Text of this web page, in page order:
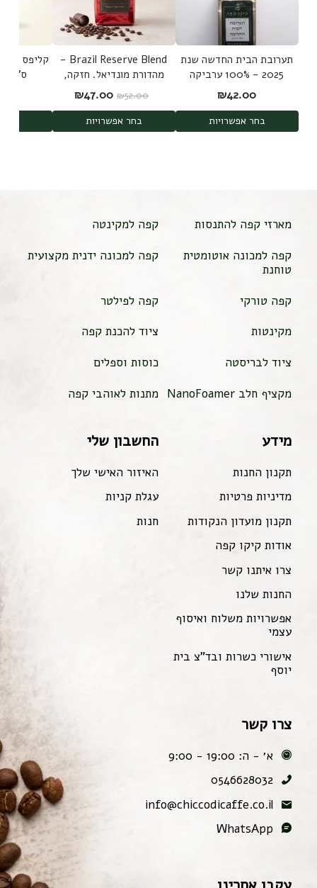
תערובת הבית החדשה שנת
2025 - 100% ערביקה
משלושה מקורות
₪42.00
בחר אפשרויות
Brazil Reserve Blend -
מהדורת מונדיאל. חזקה,
שוקולדית ללא חמיצות -
100% ערביקה
₪52.00 המחיר המקורי היה: ₪52.00.
₪47.00 המחיר הנוכחי הוא:
בחר אפשרויות
ס"מ Bulldog clip
מארזי קפה להתנסות
קפה למקינטה
קפה למכונה אוטומטית
טוחנת
קפה למכונה ידנית מקצועית
קפה טורקי
קפה לפילטר
מקינטות
ציוד להכנת קפה
ציוד לבריסטה
כוסות וספלים
מקציף חלב NanoFoamer
מתנות לאוהבי קפה
מידע
תקנון החנות
מדיניות פרטיות
תקנון מועדון הנקודות
אודות קיקו קפה
צרו איתנו קשר
החנות שלנו
אפשרויות משלוח ואיסוף
עצמי
אישורי כשרות ובד"צ בית
יוסף
החשבון שלי
האיזור האישי שלך
עגלת קניות
חנות
צרו קשר
א׳ - ה: 19:00 - 9:00
0546628032
info@chiccodicaffe.co.il
WhatsApp